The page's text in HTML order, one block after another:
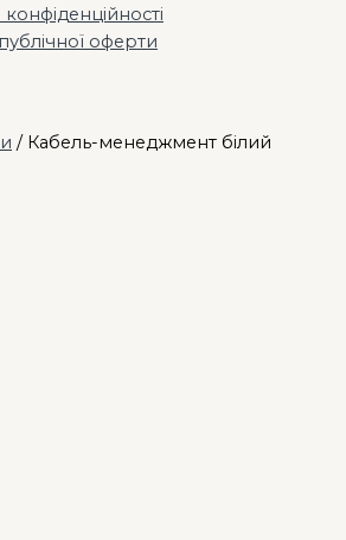
конфіденційності
оферти
/ Кабель-менеджмент білий